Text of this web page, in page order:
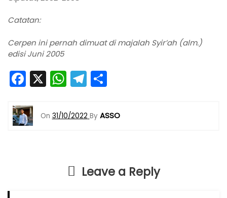
Catatan:
Cerpen ini pernah dimuat di majalah Syir’ah (alm.)
edisi Juni 2005
F
c
e
X W
a
p
T
e
gr
ar
On 31/10/2022 By ASSO
Leave a Reply